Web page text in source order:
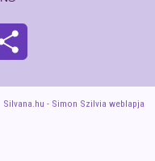
Silvana.hu - Simon Szilvia weblapja